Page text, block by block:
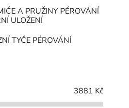
A PRUŽINY PÉROVÁNÍ
ULOŽENÍ
TYČE PÉROVÁNÍ
3881 Kč